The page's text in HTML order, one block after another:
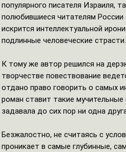
популярного писателя Израиля,
полюбившиеся читателям России
искрится интеллектуальной
подлинные человеческие страсти.
К тому же автор решился на
творчестве повествование
отдано право говорить о самых
роман ставит такие
задавала до сих пор ни одна
Безжалостно, не считаясь с
проникает в самые глубинные,